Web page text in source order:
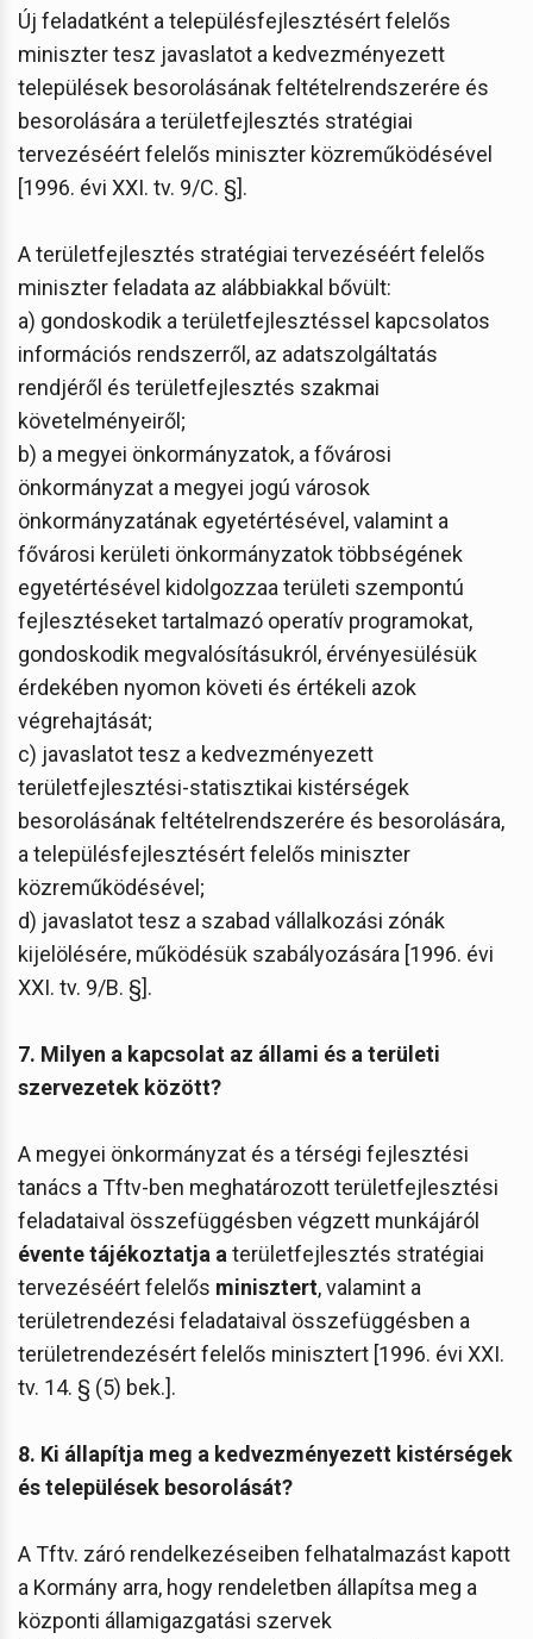
Új feladatként a településfejlesztésért felelős
miniszter tesz javaslatot a kedvezményezett
települések besorolásának feltételrendszerére és
besorolására a területfejlesztés stratégiai
tervezéséért felelős miniszter közreműködésével
[1996. évi XXI. tv. 9/C. §].
A területfejlesztés stratégiai tervezéséért felelős
miniszter feladata az alábbiakkal bővült:
a) gondoskodik a területfejlesztéssel kapcsolatos
információs rendszerről, az adatszolgáltatás
rendjéről és területfejlesztés szakmai
követelményeiről;
b) a megyei önkormányzatok, a fővárosi
önkormányzat a megyei jogú városok
önkormányzatának egyetértésével, valamint a
fővárosi kerületi önkormányzatok többségének
egyetértésével kidolgozzaa területi szempontú
fejlesztéseket tartalmazó operatív programokat,
gondoskodik megvalósításukról, érvényesülésük
érdekében nyomon követi és értékeli azok
végrehajtását;
c) javaslatot tesz a kedvezményezett
területfejlesztési-statisztikai kistérségek
besorolásának feltételrendszerére és besorolására,
a településfejlesztésért felelős miniszter
közreműködésével;
d) javaslatot tesz a szabad vállalkozási zónák
kijelölésére, működésük szabályozására [1996. évi
XXI. tv. 9/B. §].
7. Milyen a kapcsolat az állami és a területi
szervezetek között?
A megyei önkormányzat és a térségi fejlesztési
tanács a Tftv-ben meghatározott területfejlesztési
feladataival összefüggésben végzett munkájáról
évente tájékoztatja a területfejlesztés stratégiai
tervezéséért felelős minisztert, valamint a
területrendezési feladataival összefüggésben a
területrendezésért felelős minisztert [1996. évi XXI.
tv. 14. § (5) bek.].
8. Ki állapítja meg a kedvezményezett kistérségek
és települések besorolását?
A Tftv. záró rendelkezéseiben felhatalmazást kapott
a Kormány arra, hogy rendeletben állapítsa meg a
központi államigazgatási szervek